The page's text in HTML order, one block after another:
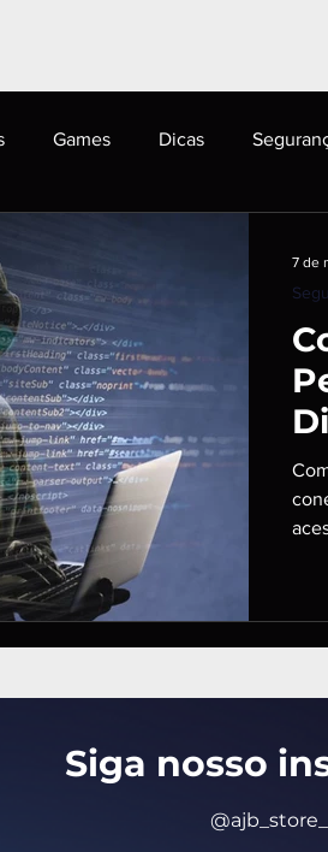
Games Dicas
7 de
Siga nosso
@ajb_store_